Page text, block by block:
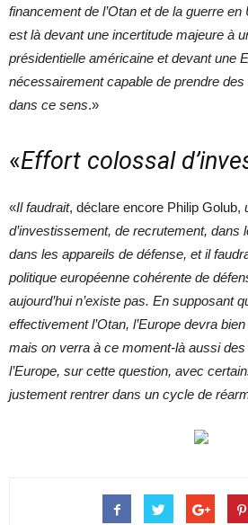
financement de l’Otan et de la guerre
est là devant une incertitude majeure à
présidentielle américaine et devant une
nécessairement capable de prendre
dans ce sens.»
«Effort colossal
«Il faudrait, déclare encore Philip Golub,
d’investissement, de recrutement, dans
dans les appareils de défense, et il
politique européenne cohérente de
aujourd’hui n’existe pas. En supposant
effectivement l’Otan, l’Europe devra
mais on verra à ce moment-là aussi
l’Europe, sur cette question, avec
justement rentrer dans un cycle de